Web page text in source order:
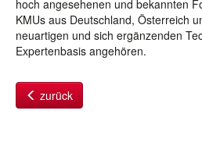
hoch angesehenen und bekannten
KMUs aus Deutschland, Österreich
neuartigen und sich ergänzenden
Expertenbasis angehören.
zurück